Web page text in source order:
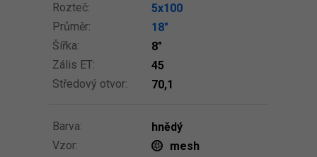
Rozteč:
5x100
Průměr:
18″
Šířka:
8″
Zális ET:
45
Středový otvor:
70,1
Barva:
hnědý
Vzor:
mesh